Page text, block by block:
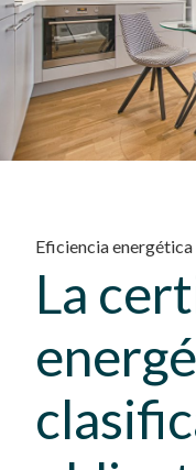
Eficiencia energética
La